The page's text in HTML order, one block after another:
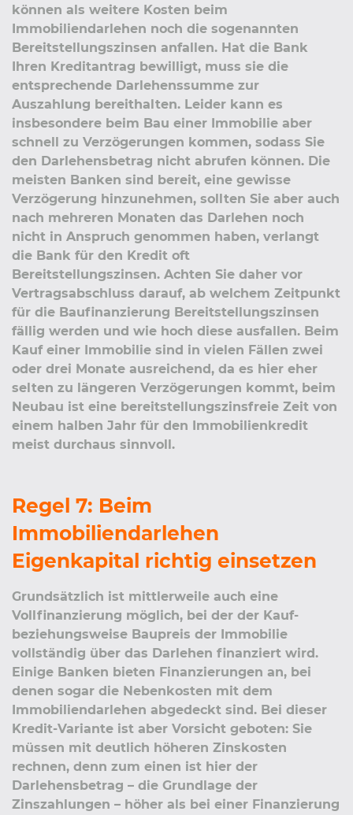
können als weitere Kosten beim
Immobiliendarlehen noch die sogenannten
Bereitstellungszinsen anfallen. Hat die Bank
Ihren Kreditantrag bewilligt, muss sie die
entsprechende Darlehenssumme zur
Auszahlung bereithalten. Leider kann es
insbesondere beim Bau einer Immobilie aber
schnell zu Verzögerungen kommen, sodass Sie
den Darlehensbetrag nicht abrufen können. Die
meisten Banken sind bereit, eine gewisse
Verzögerung hinzunehmen, sollten Sie aber auch
nach mehreren Monaten das Darlehen noch
nicht in Anspruch genommen haben, verlangt
die Bank für den Kredit oft
Bereitstellungszinsen. Achten Sie daher vor
Vertragsabschluss darauf, ab welchem Zeitpunkt
für die Baufinanzierung Bereitstellungszinsen
fällig werden und wie hoch diese ausfallen. Beim
Kauf einer Immobilie sind in vielen Fällen zwei
oder drei Monate ausreichend, da es hier eher
selten zu längeren Verzögerungen kommt, beim
Neubau ist eine bereitstellungszinsfreie Zeit von
einem halben Jahr für den Immobilienkredit
meist durchaus sinnvoll.
Regel 7: Beim
Immobiliendarlehen
Eigenkapital richtig einsetzen
Grundsätzlich ist mittlerweile auch eine
Vollfinanzierung möglich, bei der der Kauf-
beziehungsweise Baupreis der Immobilie
vollständig über das Darlehen finanziert wird.
Einige Banken bieten Finanzierungen an, bei
denen sogar die Nebenkosten mit dem
Immobiliendarlehen abgedeckt sind. Bei dieser
Kredit-Variante ist aber Vorsicht geboten: Sie
müssen mit deutlich höheren Zinskosten
rechnen, denn zum einen ist hier der
Darlehensbetrag – die Grundlage der
Zinszahlungen – höher als bei einer Finanzierung